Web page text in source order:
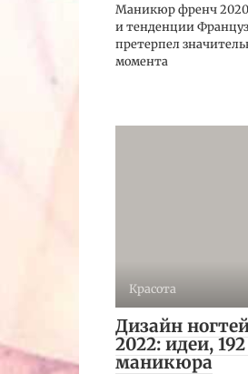
Маникюр френч
и тенденции
претерпел
момента
Красота
Дизайн
2022: идеи,
маникюра